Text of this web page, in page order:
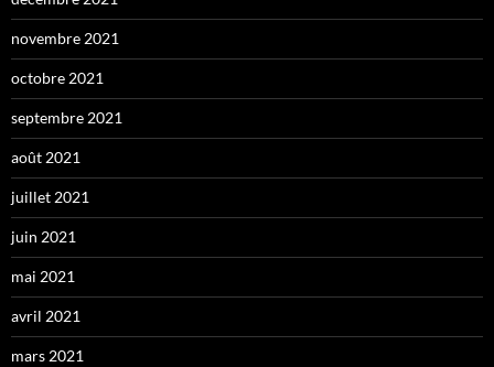
novembre 2021
octobre 2021
septembre 2021
août 2021
juillet 2021
juin 2021
mai 2021
avril 2021
mars 2021